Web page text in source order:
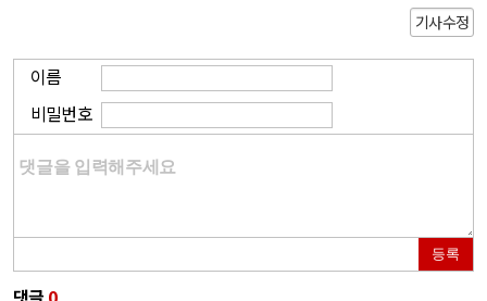
기사수정
이름
비밀번호
등록